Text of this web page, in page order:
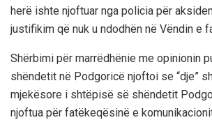
herë ishte njoftuar nga policia për
justifikim që nuk u ndodhën në Vëndin e
Shërbimi për marrëdhënie me opinionin
shëndetit në Podgoricë njoftoi se “dje”
mjekësore i shtëpisë së shëndetit
njoftua për fatëkeqësinë e